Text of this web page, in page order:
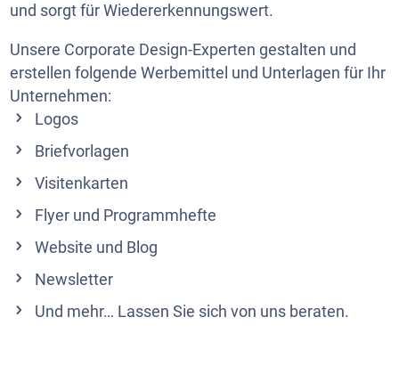
und sorgt für Wiedererkennungswert.
Unsere Corporate Design-Experten gestalten und
erstellen folgende Werbemittel und Unterlagen für Ihr
Unternehmen:
Logos
Briefvorlagen
Visitenkarten
Flyer und Programmhefte
Website und Blog
Newsletter
Und mehr… Lassen Sie sich von uns beraten.